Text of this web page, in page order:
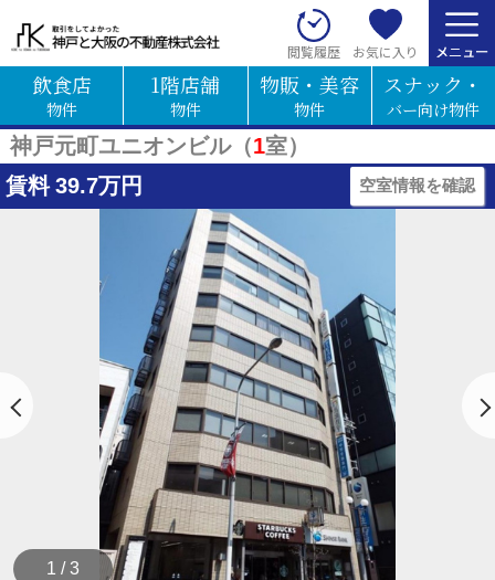
閲覧履歴 お気に入り
飲食店
物件
1階店舗
物件
物販・美容
物件
スナック・
バー向け物件
神戸元町ユニオンビル（1室）
賃料 39.7万円 空室情報を確認
1 / 3